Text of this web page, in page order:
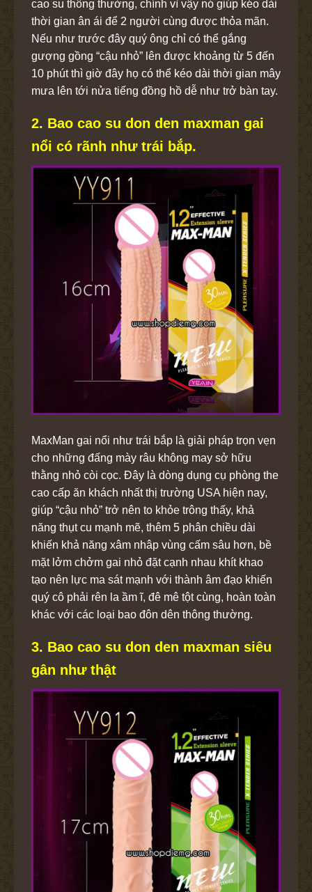
cao su thông thường, chính vì vậy nó giúp kéo dài
thời gian ân ái để 2 người cùng được thỏa mãn.
Nếu như trước đây quý ông chỉ có thể gắng
gượng gồng “cậu nhỏ” lên được khoảng từ 5 đến
10 phút thì giờ đây họ có thể kéo dài thời gian mây
mưa lên tới nửa tiếng đồng hồ dễ như trở bàn tay.
2. Bao cao su don den maxman gai
nổi có rãnh như trái bắp.
MaxMan gai nổi như trái bắp là giải pháp trọn vẹn
cho những đấng mày râu không may sở hữu
thằng nhỏ còi cọc. Đây là dòng dụng cụ phòng the
cao cấp ăn khách nhất thị trường USA hiện nay,
giúp “cậu nhỏ” trở nên to khỏe trông thấy, khả
năng thụt cu mạnh mẽ, thêm 5 phân chiều dài
khiến khả năng xâm nhâp vùng cấm sâu hơn, bề
mặt lởm chởm gai nhỏ đặt cạnh nhau khít khao
tạo nên lực ma sát mạnh với thành âm đạo khiến
quý cô phải rên la ầm ĩ, đê mê tột cùng, hoàn toàn
khác với các loại bao đôn dên thông thường.
3. Bao cao su don den maxman siêu
gân như thật